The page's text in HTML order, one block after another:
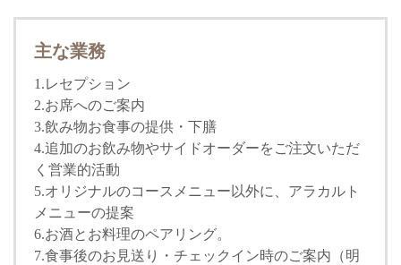
主な業務
1.レセプション
2.お席へのご案内
3.飲み物お食事の提供・下膳
4.追加のお飲み物やサイドオーダーをご注文いただ
く営業的活動
5.オリジナルのコースメニュー以外に、アラカルト
メニューの提案
6.お酒とお料理のペアリング。
7.食事後のお見送り・チェックイン時のご案内（明